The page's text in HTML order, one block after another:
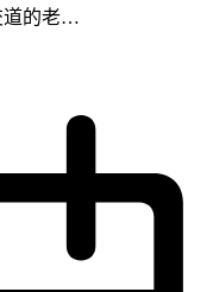
道的老…